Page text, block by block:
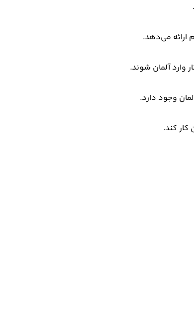
ارائه می‌دهد.
وارد آلمان شوند.
وجود دارد.